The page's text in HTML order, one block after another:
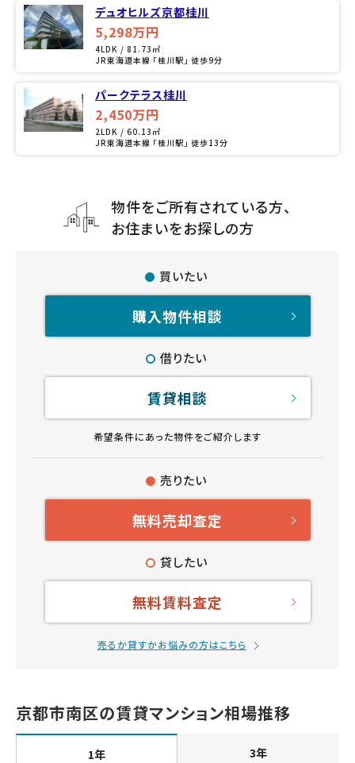
デュオヒルズ京都桂川
5,298万円
4LDK / 81.73㎡
JR東海道本線 「桂川駅」 徒歩9分
パークテラス桂川
2,450万円
2LDK / 60.13㎡
JR東海道本線 「桂川駅」 徒歩13分
物件をご所有されている方、
お住まいをお探しの方
買いたい
購入物件相談
借りたい
賃貸相談
希望条件にあった物件をご紹介します
売りたい
無料売却査定
貸したい
無料賃料査定
売るか貸すかお悩みの方はこちら
京都市南区の賃貸マンション相場推移
1年 3年